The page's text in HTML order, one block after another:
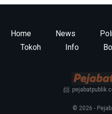
Home News
Tokoh
Info
📨:
© 2026 -